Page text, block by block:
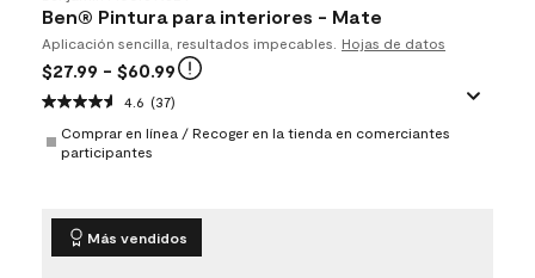
Ben® Pintura para interiores - Mate
Aplicación sencilla, resultados impecables. Hojas de datos
$27.99 - $60.99
4.6 (37)
Comprar en línea / Recoger en la tienda en comerciantes
participantes
Más vendidos